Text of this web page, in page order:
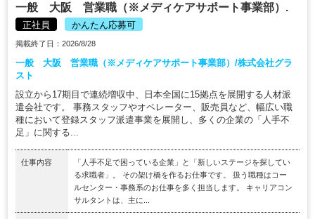
一般 大阪 営業職（※メディケアサポート事業部）.
正社員 かんたん応募可
掲載終了日：2026/8/28
一般 大阪 営業職（※メディケアサポート事業部）/株式会社グラ
スト
設立から17期目で連続増収中、日本全国に15拠点を展開する人材派
遣会社です。 事務スタッフやオペレーター、販売員など、幅広い職
種において登録スタッフ派遣事業を展開し、多くの企業の「人手不
足」に関する...
仕事内容
「人手不足で困っている企業」と「新しいステージを探してい
る求職者」。 その架け橋を作るお仕事です。 扱う職種はコー
ルセンター・事務系のお仕事を多く担当します。 キャリアコン
サルタントは、主に...